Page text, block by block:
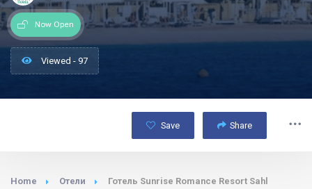
Now Open
Viewed - 97
Save Share
Home Отели
Готель Sunrise Romance Resort Sahl